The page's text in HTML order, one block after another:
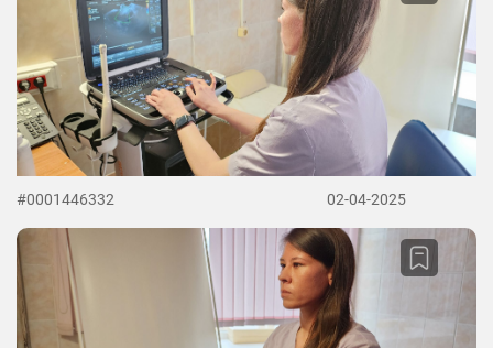
#0001446332 02-04-2025